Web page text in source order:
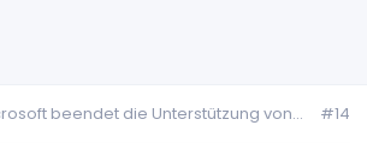
beendet die Unterstützung von... #14